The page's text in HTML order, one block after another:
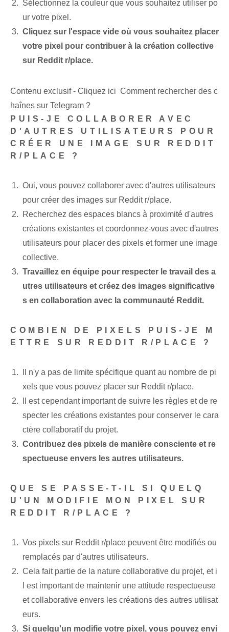
Sélectionnez la couleur que vous souhaitez utiliser po
ur votre pixel.
Cliquez sur l'espace vide où vous souhaitez placer
votre pixel pour contribuer à la création collective
sur Reddit r/place.
Contenu exclusif - Cliquez ici Comment rechercher des c
haînes sur Telegram ?
PUIS-JE COLLABORER AVEC
D'AUTRES UTILISATEURS POUR
CRÉER UNE IMAGE SUR REDDIT
R/PLACE ?
Oui, vous pouvez collaborer avec d'autres utilisateurs
pour créer des images sur Reddit r/place.
Recherchez des espaces blancs à proximité d'autres
créations existantes et coordonnez-vous avec d'autres
utilisateurs pour placer des pixels et former une image
collective.
Travaillez en équipe pour respecter le travail des a
utres utilisateurs et créez des images significative
s en collaboration avec la communauté Reddit.
COMBIEN DE PIXELS PUIS-JE M
ETTRE SUR REDDIT R/PLACE ?
Il n'y a pas de limite spécifique quant au nombre de pi
xels que vous pouvez placer sur Reddit r/place.
Il est cependant important de suivre les règles et de re
specter les créations existantes pour conserver le cara
ctère collaboratif du projet.
Contribuez des pixels de manière consciente et re
spectueuse envers les autres utilisateurs.
QUE SE PASSE-T-IL SI QUELQ
U'UN MODIFIE MON PIXEL SUR
REDDIT R/PLACE ?
Vos pixels sur Reddit r/place peuvent être modifiés ou
remplacés par d'autres utilisateurs.
Cela fait partie de la nature collaborative du projet, et i
l est important de maintenir une attitude respectueuse
et collaborative envers les créations des autres utilisat
eurs.
Si quelqu'un modifie votre pixel, vous pouvez envi